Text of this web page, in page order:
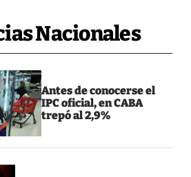
Nacionales
Antes de conocerse el
IPC oficial, en CABA
trepó al 2,9%